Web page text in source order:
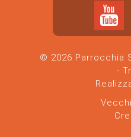
© 2026 Parrocchia
-